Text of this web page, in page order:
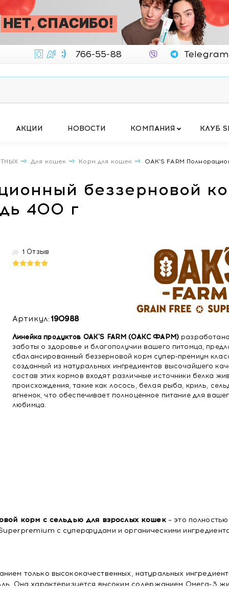
766-55-88
АКЦИИ НОВОСТИ КОМПАНИЯ КЛУБ
Для кошек Корм для кошек OAK'S FARM
беззерновой
400 г
1 Отзыв
Артикул:190988
Линейка продуктов OAK'S FARM (ОАКС ФАРМ)
заботы о здоровье и благополучии вашего питомца,
сбалансированный беззерновой корм супер-премиум
созданный из натуральных ингредиентов высочайшего
состав этих кормов входят различные источники белка
происхождения, такие как лосось, белая рыба, криль,
ягненок, что обеспечивает полноценное питание для
любимца.
корм с сельдью для взрослых кошек– это полностью
с суперфудами и органическими
только высококачественных, натуральных
Она характеризуется высоким содержанием Омега-3